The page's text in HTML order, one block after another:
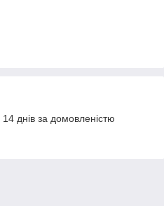
днів за домовленістю